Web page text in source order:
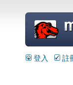
=
登入 註